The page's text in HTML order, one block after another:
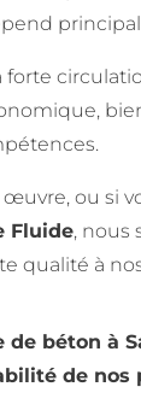
ou si
Fluide, nous
qualité à
béton à
de nos